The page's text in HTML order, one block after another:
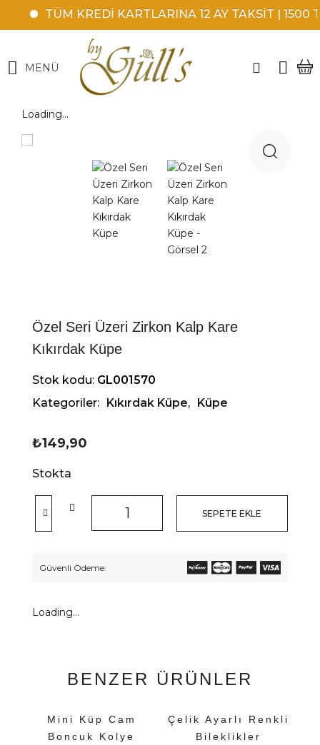
TÜM KREDİ KARTLARINA 12 AY TAKSİT | 1500
MENÜ
Loading...
Özel Seri Üzeri Zirkon Kalp Kare
Kıkırdak Küpe
Stok kodu: GL001570
Kategoriler: Kıkırdak Küpe, Küpe
₺149,90
Stokta
SEPETE EKLE
Güvenli Ödeme:
Loading...
BENZER ÜRÜNLER
Mini Küp Cam
Boncuk Kolye
Çelik Ayarlı Renkli
Bileklikler